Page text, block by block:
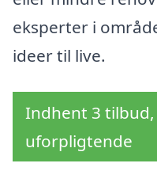
eksperter i
ideer til live.
Indhent 3
uforpligtende